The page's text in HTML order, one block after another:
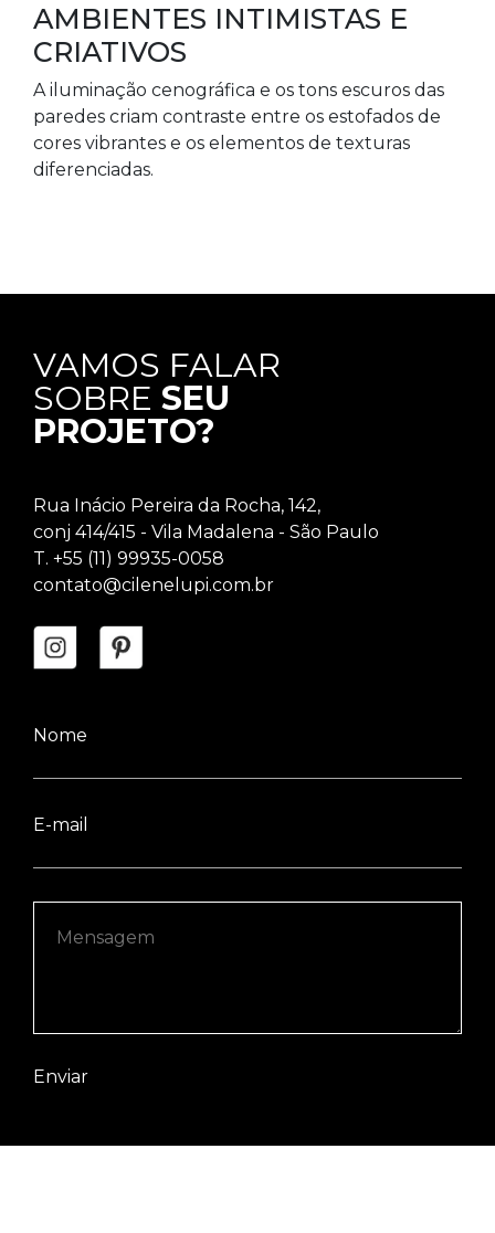
AMBIENTES INTIMISTAS E
CRIATIVOS
A iluminação cenográfica e os tons escuros das
paredes criam contraste entre os estofados de
cores vibrantes e os elementos de texturas
diferenciadas.
VAMOS FALAR
SOBRE SEU
PROJETO?
Rua Inácio Pereira da Rocha, 142,
conj 414/415 - Vila Madalena - São Paulo
T. +55 (11) 99935-0058
contato@cilenelupi.com.br
Nome
E-mail